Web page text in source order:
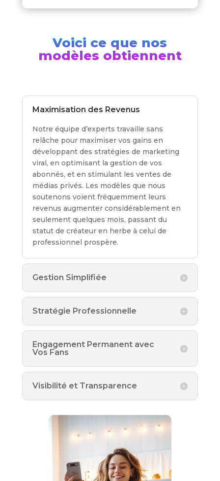
Voici ce que nos
modèles obtiennent
Maximisation des Revenus
Notre équipe d’experts travaille sans
relâche pour maximiser vos gains en
développant des stratégies de marketing
viral, en optimisant la gestion de vos
abonnés, et en stimulant les ventes de
médias privés. Les modèles que nous
soutenons voient fréquemment leurs
revenus augmenter considérablement en
seulement quelques mois, passant du
statut de créateur en herbe à celui de
professionnel prospère.
Gestion Simplifiée
Stratégie Professionnelle
Engagement Permanent avec
Vos Fans
Visibilité et Transparence